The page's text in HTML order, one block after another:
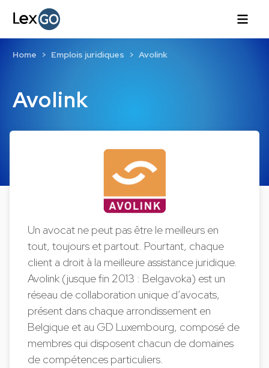
Avolink
Home Emplois juridiques Avolink
Un avocat ne peut pas être le meilleurs en
tout, toujours et partout. Pourtant, chaque
client a droit à la meilleure assistance juridique.
Avolink (jusque fin 2013 : Belgavoka) est un
réseau de collaboration unique d’avocats,
présent dans chaque arrondissement en
Belgique et au GD Luxembourg, composé de
membres qui disposent chacun de domaines
de compétences particuliers.